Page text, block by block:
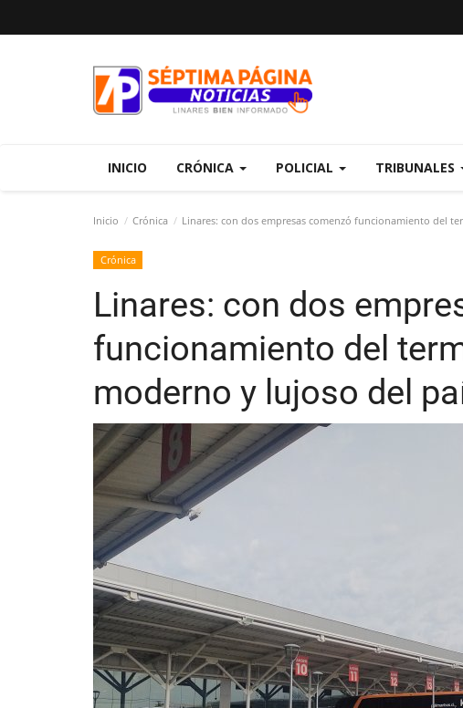
INICIO CRÓNICA POLICIAL TRIBUNALES
Inicio Crónica Linares: con dos empresas comenzó funcionamiento del
Crónica
Linares: con dos
funcionamiento del
moderno y lujoso del